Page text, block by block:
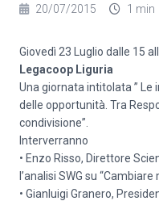
20/07/2015 1 min
Giovedì 23 Luglio dalle 15
Legacoop Liguria
Una giornata intitolata ” Le
delle opportunità. Tra
condivisione”.
Interverranno
• Enzo Risso, Direttore
l’analisi SWG su
• Gianluigi Granero,